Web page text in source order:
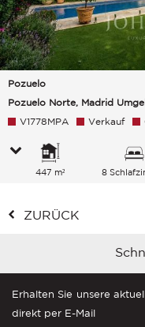
Pozuelo
Pozuelo Norte, Madrid
V1778MPA Verkauf
447 m² 8
ZURÜCK
Erhalten Sie unsere
direkt per E-Mail